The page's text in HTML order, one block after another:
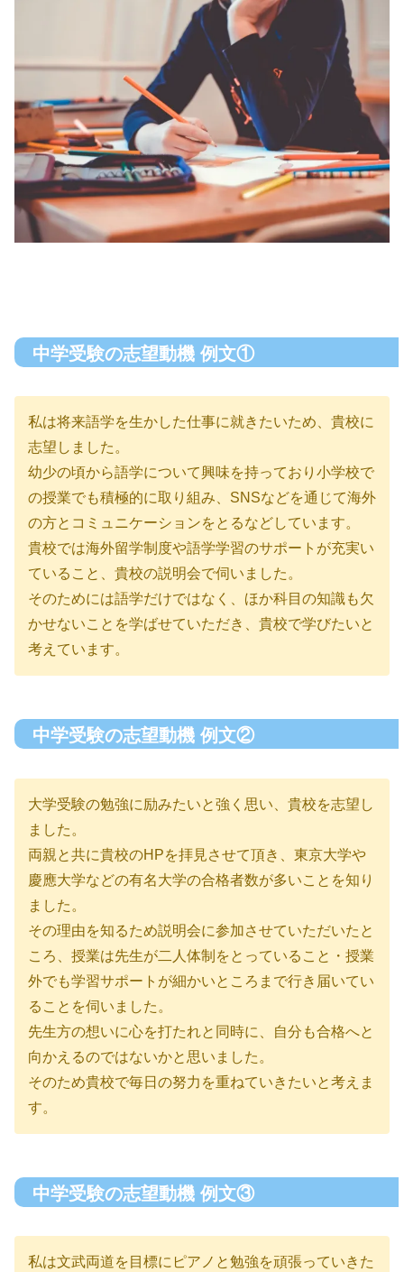
中学受験の志望動機 例文①
私は将来語学を生かした仕事に就きたいため、貴校に
志望しました。
幼少の頃から語学について興味を持っており小学校で
の授業でも積極的に取り組み、SNSなどを通じて海外
の方とコミュニケーションをとるなどしています。
貴校では海外留学制度や語学学習のサポートが充実い
ていること、貴校の説明会で伺いました。
そのためには語学だけではなく、ほか科目の知識も欠
かせないことを学ばせていただき、貴校で学びたいと
考えています。
中学受験の志望動機 例文②
大学受験の勉強に励みたいと強く思い、貴校を志望し
ました。
両親と共に貴校のHPを拝見させて頂き、東京大学や
慶應大学などの有名大学の合格者数が多いことを知り
ました。
その理由を知るため説明会に参加させていただいたと
ころ、授業は先生が二人体制をとっていること・授業
外でも学習サポートが細かいところまで行き届いてい
ることを伺いました。
先生方の想いに心を打たれと同時に、自分も合格へと
向かえるのではないかと思いました。
そのため貴校で毎日の努力を重ねていきたいと考えま
す。
中学受験の志望動機 例文③
私は文武両道を目標にピアノと勉強を頑張っていきた